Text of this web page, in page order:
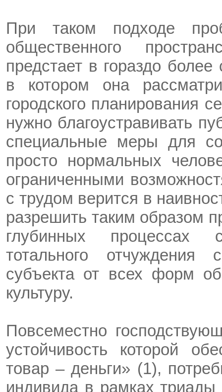
При таком подходе
общественного
предстает в гораздо
в котором она
городского планирования
нужно благоустравивать
специальные меры для
просто нормальных
ограниченными
с трудом верится в
разрешить таким образом
глубинных процессах
тотального
субъекта от всех форм
культуру.
Повсеместно
устойчивость которой
товар – деньги» (1),
индивида в рамках